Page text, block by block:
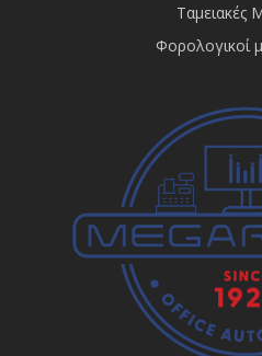
Ταμειακές
Φορολογικοί